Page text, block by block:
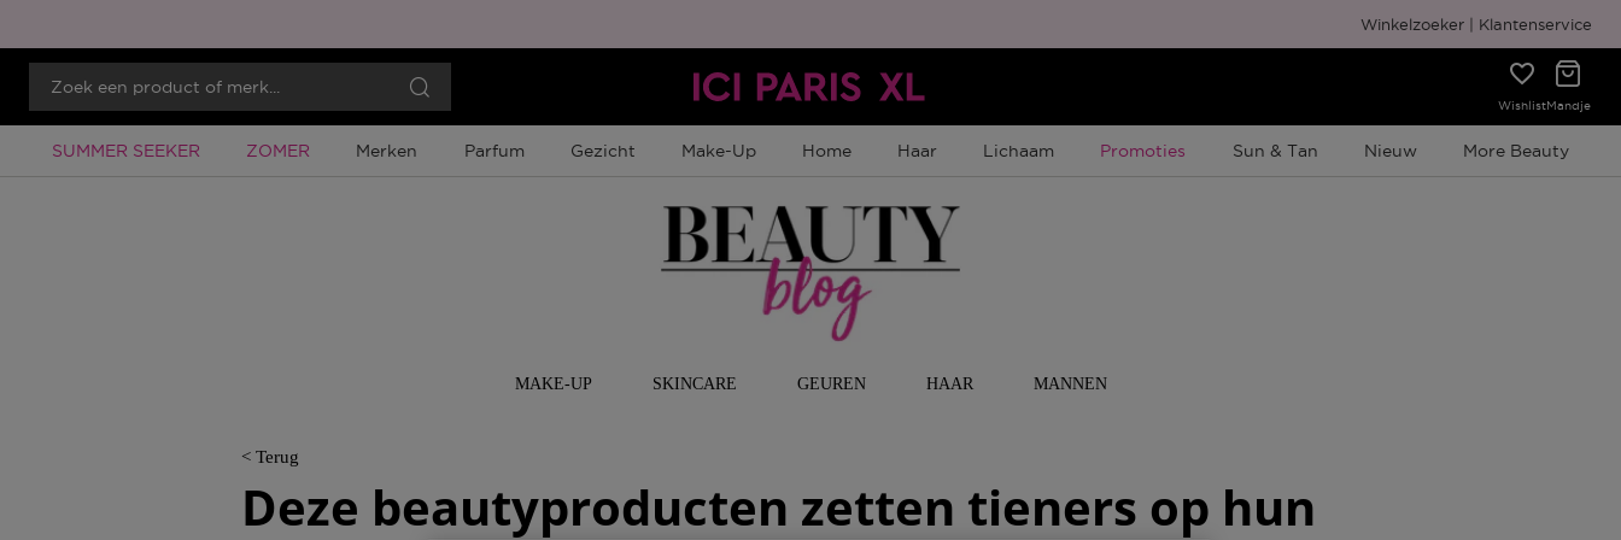
Winkelzoeker Klantenservice
WishlistMandje
Tijdelijke Promotie
SUMMER SEEKER Tijdelijke Promotie
ZOMER Merken Parfum Gezicht Make-Up Home Haar Lichaam Tijdelijke Promotie
Promoties Sun & Tan Nieuw More Beauty
MAKE-UP SKINCARE GEUREN HAAR MANNEN
< Terug
Deze beautyproducten zetten tieners op hun